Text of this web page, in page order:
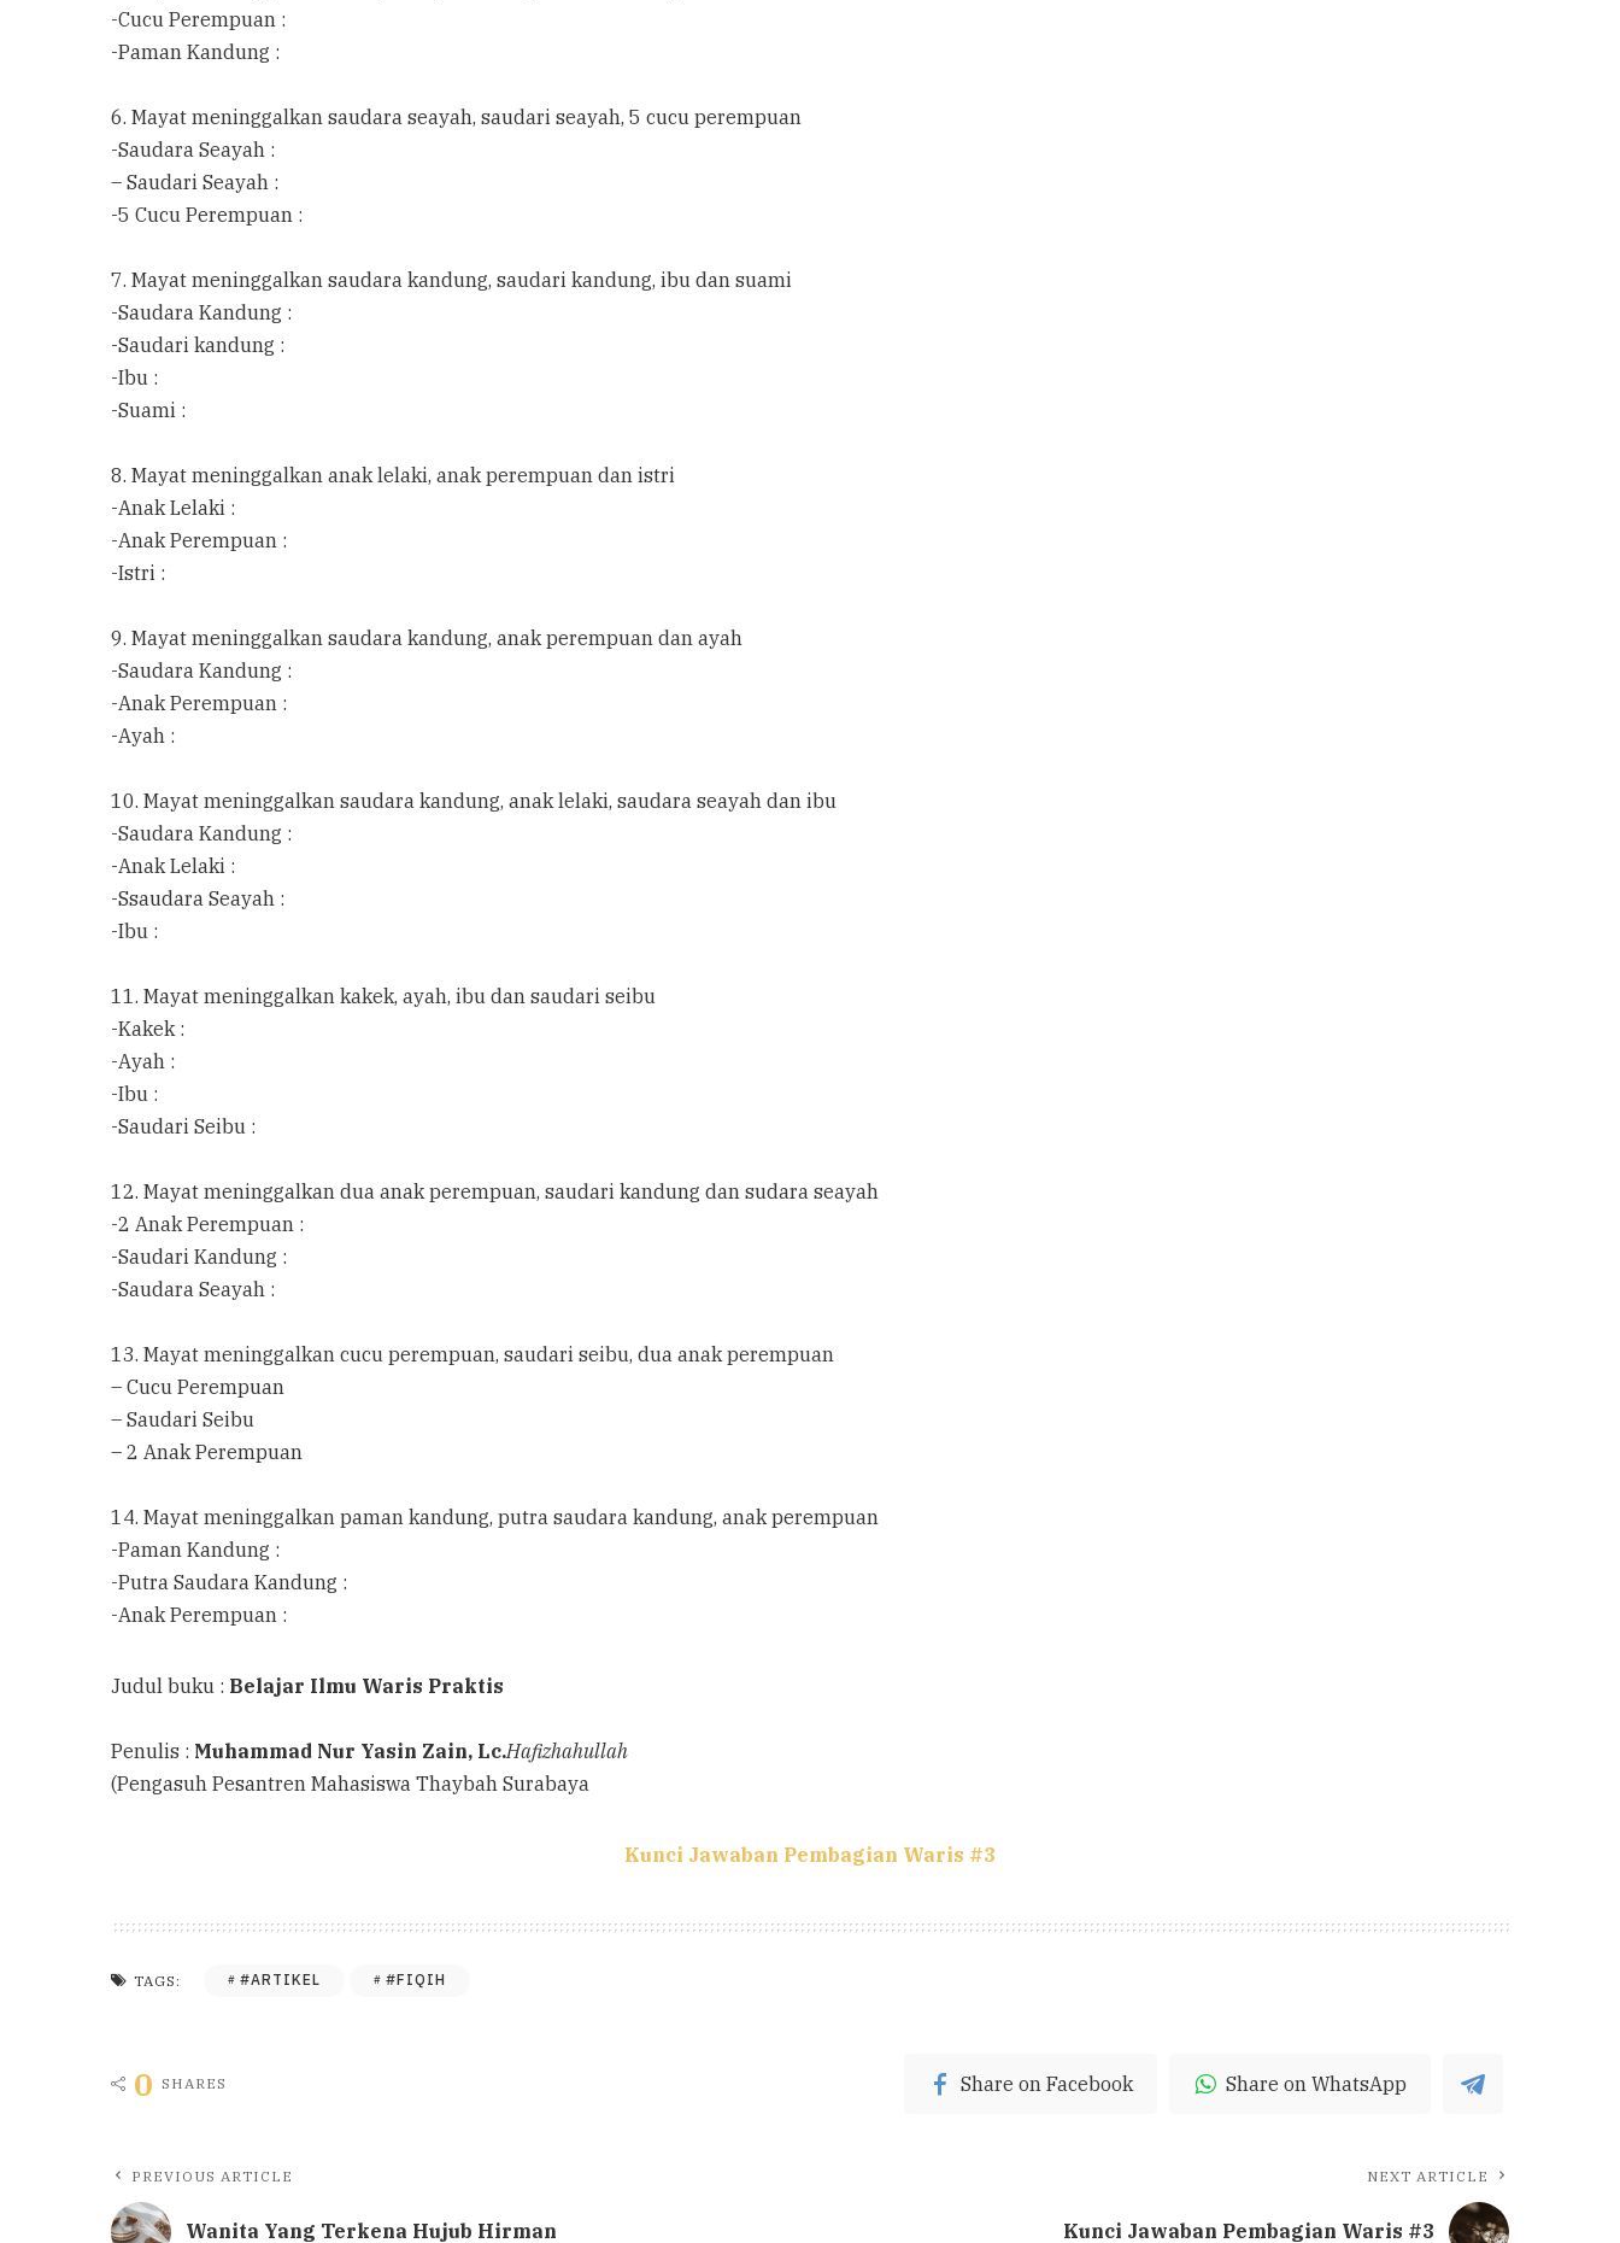
-Cucu Perempuan :
-Paman Kandung :
6. Mayat meninggalkan saudara seayah, saudari seayah, 5 cucu perempuan
-Saudara Seayah :
– Saudari Seayah :
-5 Cucu Perempuan :
7. Mayat meninggalkan saudara kandung, saudari kandung, ibu dan suami
-Saudara Kandung :
-Saudari kandung :
-Ibu :
-Suami :
8. Mayat meninggalkan anak lelaki, anak perempuan dan istri
-Anak Lelaki :
-Anak Perempuan :
-Istri :
9. Mayat meninggalkan saudara kandung, anak perempuan dan ayah
-Saudara Kandung :
-Anak Perempuan :
-Ayah :
10. Mayat meninggalkan saudara kandung, anak lelaki, saudara seayah dan ibu
-Saudara Kandung :
-Anak Lelaki :
-Ssaudara Seayah :
-Ibu :
11. Mayat meninggalkan kakek, ayah, ibu dan saudari seibu
-Kakek :
-Ayah :
-Ibu :
-Saudari Seibu :
12. Mayat meninggalkan dua anak perempuan, saudari kandung dan sudara seayah
-2 Anak Perempuan :
-Saudari Kandung :
-Saudara Seayah :
13. Mayat meninggalkan cucu perempuan, saudari seibu, dua anak perempuan
– Cucu Perempuan
– Saudari Seibu
– 2 Anak Perempuan
14. Mayat meninggalkan paman kandung, putra saudara kandung, anak perempuan
-Paman Kandung :
-Putra Saudara Kandung :
-Anak Perempuan :
Judul buku : Belajar Ilmu Waris Praktis
Penulis : Muhammad Nur Yasin Zain, Lc.Hafizhahullah
(Pengasuh Pesantren Mahasiswa Thaybah Surabaya
Kunci Jawaban Pembagian Waris #3
TAGS: #ARTIKEL #FIQIH
0 SHARES Share on Facebook Share on WhatsApp
PREVIOUS ARTICLE
Wanita Yang Terkena Hujub Hirman
NEXT ARTICLE
Kunci Jawaban Pembagian Waris #3